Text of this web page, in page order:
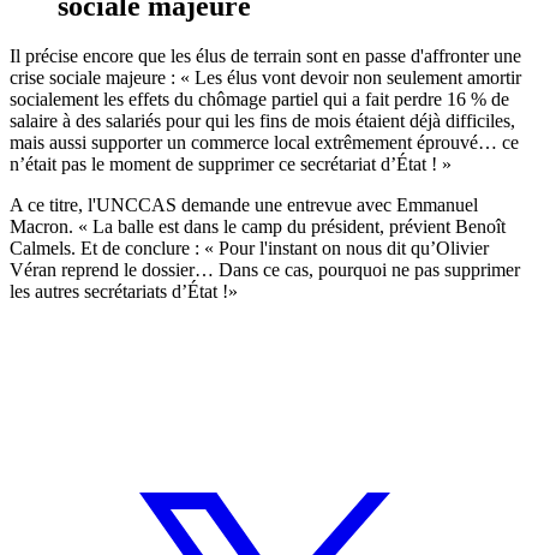
Il précise encore que les élus de terrain sont en passe d'affronter une
crise sociale majeure : « Les élus vont devoir non seulement amortir
socialement les effets du chômage partiel qui a fait perdre 16 % de
salaire à des salariés pour qui les fins de mois étaient déjà difficiles,
mais aussi supporter un commerce local extrêmement éprouvé… ce
n’était pas le moment de supprimer ce secrétariat d’État ! »
A ce titre, l'UNCCAS demande une entrevue avec Emmanuel
Macron. « La balle est dans le camp du président, prévient Benoît
Calmels. Et de conclure : « Pour l'instant on nous dit qu’Olivier
Véran reprend le dossier… Dans ce cas, pourquoi ne pas supprimer
les autres secrétariats d’État !»